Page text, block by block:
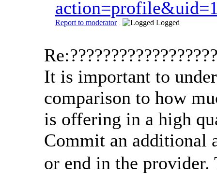
Report to moderator Logged
It is important to
comparison to how
is offering in a high
Commit an additional
or end in the